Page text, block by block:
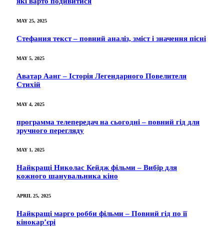
MAY 25, 2025
Стефания текст – повний аналіз, зміст і значення пісні
MAY 5, 2025
Аватар Аанг – Історія Легендарного Повелителя
Стихій
MAY 4, 2025
программа телепередач на сьогодні – повний гід для
зручного перегляду
MAY 1, 2025
Найкращі Николас Кейдж фільми – Вибір для
кожного шанувальника кіно
APRIL 25, 2025
Найкращі марго робби фільми – Повний гід по її
кінокар’єрі